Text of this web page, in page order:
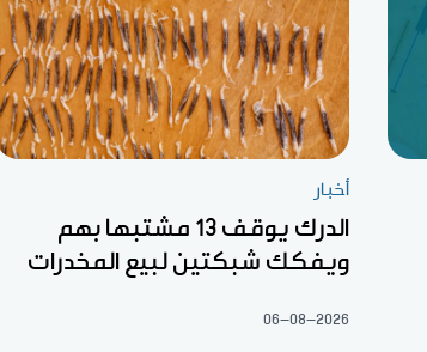
أخبار
الدرك يوقف 13 مشتبها بهم
ويفكك شبكتين لبيع المخدرات
06-08-2026